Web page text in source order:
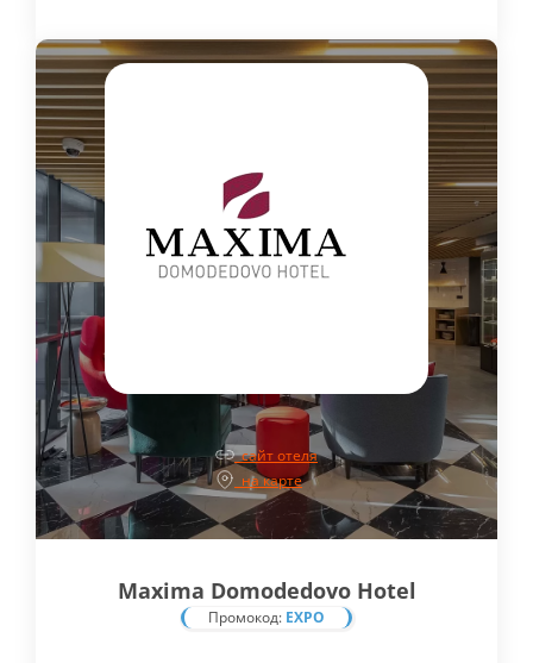
сайт отеля
на карте
Maxima Domodedovo Hotel
Промокод: EXPO